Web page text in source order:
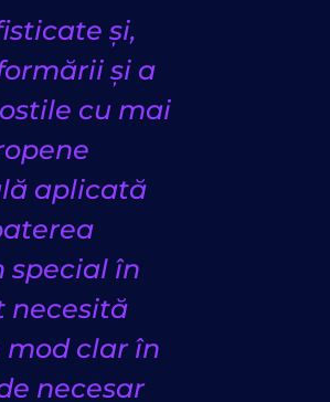
și,
și a
cu mai
aplicată
special în
necesită
clar în
necesar